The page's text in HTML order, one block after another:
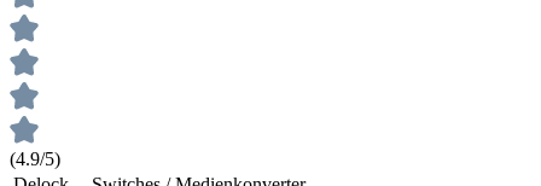
(4.9/5)